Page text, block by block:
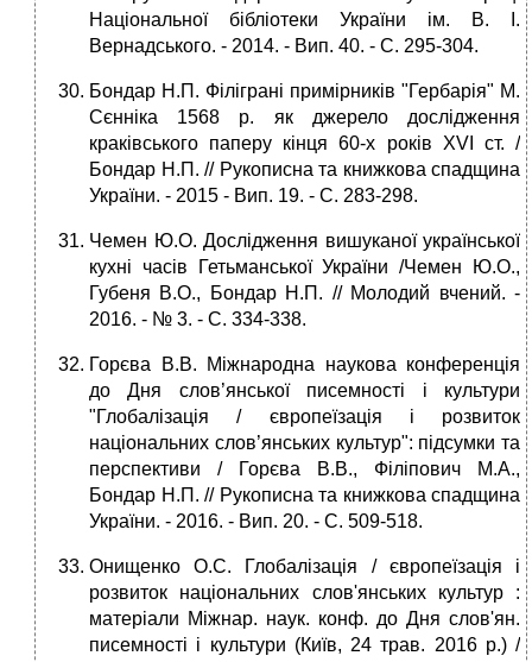
Національної бібліотеки України ім. В. І.
Вернадського. - 2014. - Вип. 40. - С. 295-304.
Бондар Н.П. Філіграні примірників "Гербарія" М.
Сєнніка 1568 р. як джерело дослідження
краківського паперу кінця 60-х років ХVІ ст. /
Бондар Н.П. // Рукописна та книжкова спадщина
України. - 2015 - Вип. 19. - С. 283-298.
Чемен Ю.О. Дослідження вишуканої української
кухні часів Гетьманської України /Чемен Ю.О.,
Губеня В.О., Бондар Н.П. // Молодий вчений. -
2016. - № 3. - С. 334-338.
Горєва В.В. Міжнародна наукова конференція
до Дня слов’янської писемності і культури
"Глобалізація / європеїзація і розвиток
національних слов’янських культур": підсумки та
перспективи / Горєва В.В., Філіпович М.А.,
Бондар Н.П. // Рукописна та книжкова спадщина
України. - 2016. - Вип. 20. - С. 509-518.
Онищенко О.С. Глобалізація / європеїзація і
розвиток національних слов'янських культур :
матеріали Міжнар. наук. конф. до Дня слов'ян.
писемності і культури (Київ, 24 трав. 2016 р.) /